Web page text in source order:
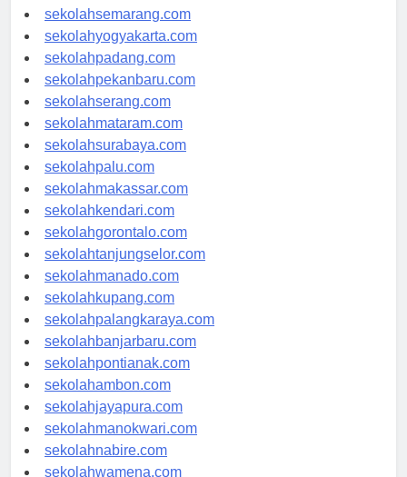
sekolahtanjungpinang.com
sekolahsemarang.com
sekolahyogyakarta.com
sekolahpadang.com
sekolahpekanbaru.com
sekolahserang.com
sekolahmataram.com
sekolahsurabaya.com
sekolahpalu.com
sekolahmakassar.com
sekolahkendari.com
sekolahgorontalo.com
sekolahtanjungselor.com
sekolahmanado.com
sekolahkupang.com
sekolahpalangkaraya.com
sekolahbanjarbaru.com
sekolahpontianak.com
sekolahambon.com
sekolahjayapura.com
sekolahmanokwari.com
sekolahnabire.com